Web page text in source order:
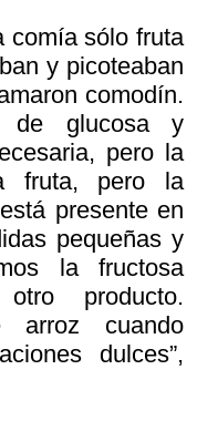
sólo fruta
y picoteaban
comodín.
de glucosa y
pero la
fruta, pero la
presente en
pequeñas y
la fructosa
producto.
arroz cuando
dulces”,